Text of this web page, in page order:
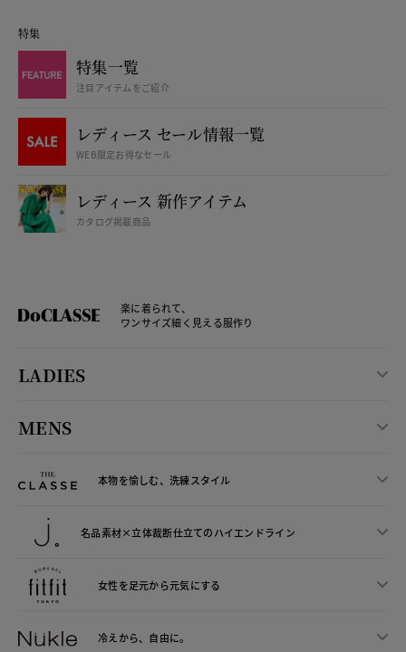
特集
特集一覧
注目アイテムをご紹介
レディース セール情報一覧
WEB限定お得なセール
レディース 新作アイテム
カタログ掲載商品
楽に着られて、
ワンサイズ細く見える服作り
LADIES
MENS
本物を愉しむ、洗練スタイル
名品素材×立体裁断仕立てのハイエンドライン
女性を足元から元気にする
冷えから、 自由に。